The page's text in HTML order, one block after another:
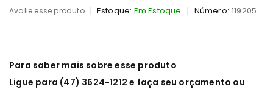
Avalie esse produto Estoque: Em Estoque Número: 119205
Para saber mais sobre esse produto
Ligue para (47) 3624-1212 e faça seu orçamento ou